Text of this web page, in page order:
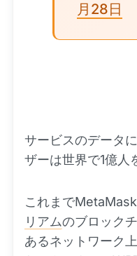
月28日
サービスのデータ
ザーは世界で1億人
これまでMetaMask
リアムのブロック
あるネットワーク